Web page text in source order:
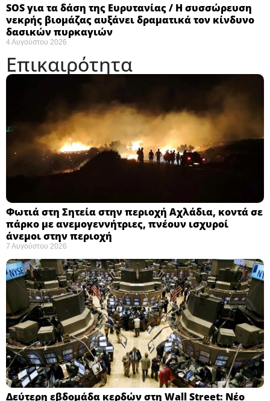
SOS για τα δάση της Ευρυτανίας / Η συσσώρευση
νεκρής βιομάζας αυξάνει δραματικά τον κίνδυνο
δασικών πυρκαγιών
4 Αυγούστου 2026
Επικαιρότητα
Φωτιά στη Σητεία στην περιοχή Αχλάδια, κοντά σε
πάρκο με ανεμογεννήτριες, πνέουν ισχυροί
άνεμοι στην περιοχή
7 Αυγούστου 2026
Δεύτερη εβδομάδα κερδών στη Wall Street: Νέο